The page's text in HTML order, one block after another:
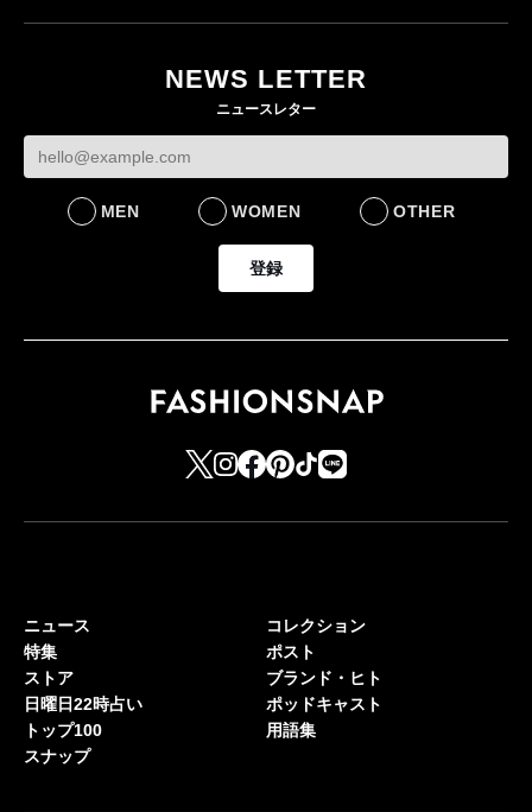
ケットなど7型を発売
をラインナップ
NEWS LETTER
ニュースレター
MEN WOMEN OTHER
登録
ニュース
特集
ストア
日曜日22時占い
トップ100
スナップ
コレクション
ポスト
ブランド・ヒト
ポッドキャスト
用語集